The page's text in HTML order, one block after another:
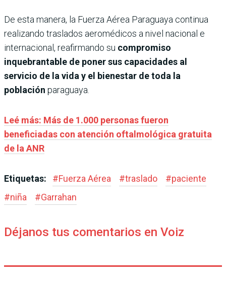
De esta manera, la Fuerza Aérea Paraguaya continua
realizando traslados aeromédicos a nivel nacional e
internacional, reafirmando su compromiso
inquebrantable de poner sus capacidades al
servicio de la vida y el bienestar de toda la
población paraguaya.
Leé más: Más de 1.000 personas fueron
beneficiadas con atención oftalmológica gratuita
de la ANR
Etiquetas: #Fuerza Aérea #traslado #paciente
#niña #Garrahan
Déjanos tus comentarios en Voiz